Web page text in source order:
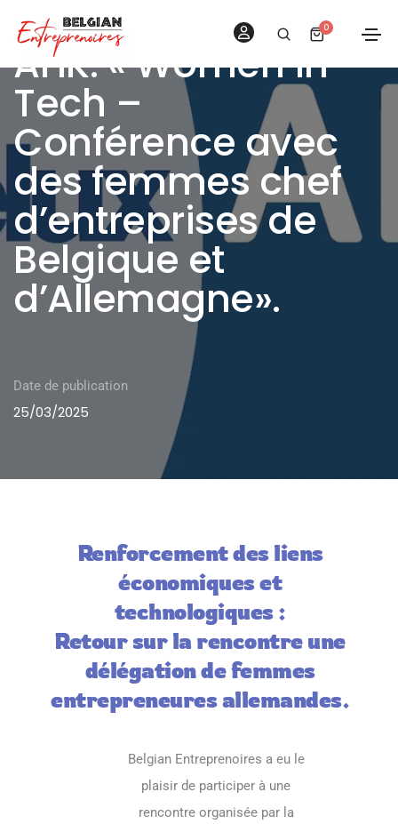
0
AHK: « Women in
Tech –
Conférence avec
des femmes chef
d’entreprises de
Belgique et
d’Allemagne».
Date de publication
25/03/2025
Renforcement des liens
économiques et
technologiques :
Retour sur la rencontre une
délégation de femmes
entrepreneures allemandes.
Belgian Entreprenoires a eu le
plaisir de participer à une
rencontre organisée par la